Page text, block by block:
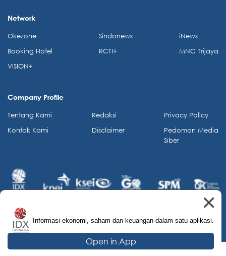
Informasi ekonomi, saham dan keuangan dalam satu aplikasi.
Open in App
Network
Okezone
Booking Hotel
VISION+
Sindonews
RCTI+
iNews
MNC Trijaya
Company Profile
Tentang Kami
Kontak Kami
Redaksi
Disclaimer
Privacy Policy
Pedoman Media
Siber
© 2026 IDX Channel. All Rights Reserved.